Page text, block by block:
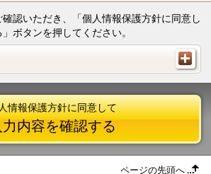
認いただき、「個人情報保護方針に同意し
ボタンを押してください。
情報保護方針に同意して
力内容を確認する
ページの先頭へ